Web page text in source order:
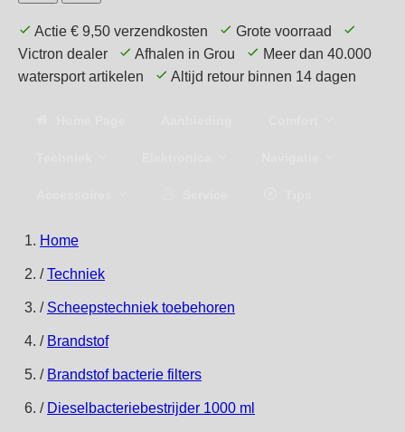
Actie € 9,50 verzendkosten
Grote voorraad
Victron dealer
Afhalen in Grou
Meer dan 40.000
watersport artikelen
Altijd retour binnen 14 dagen
Home
/ Techniek
/ Scheepstechniek toebehoren
/ Brandstof
/ Brandstof bacterie filters
/ Dieselbacteriebestrijder 1000 ml